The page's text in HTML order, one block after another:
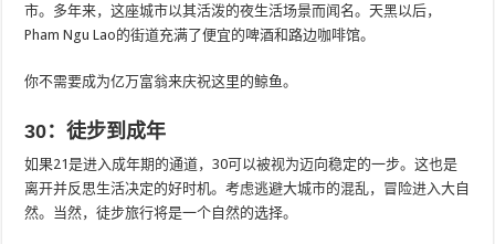
市。多年来，这座城市以其活泼的夜生活场景而闻名。天黑以后，
Pham Ngu Lao的街道充满了便宜的啤酒和路边咖啡馆。
你不需要成为亿万富翁来庆祝这里的鲸鱼。
30：徒步到成年
如果21是进入成年期的通道，30可以被视为迈向稳定的一步。这也是
离开并反思生活决定的好时机。考虑逃避大城市的混乱，冒险进入大自
然。当然，徒步旅行将是一个自然的选择。